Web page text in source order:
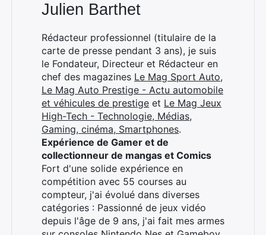
Julien Barthet
Rédacteur professionnel (titulaire de la
carte de presse pendant 3 ans), je suis
le Fondateur, Directeur et Rédacteur en
chef des magazines Le Mag Sport Auto,
Le Mag Auto Prestige - Actu automobile
et véhicules de prestige et Le Mag Jeux
High-Tech - Technologie, Médias,
Gaming, cinéma, Smartphones.
Expérience de Gamer et de
collectionneur de mangas et Comics
Fort d'une solide expérience en
compétition avec 55 courses au
compteur, j'ai évolué dans diverses
catégories : Passionné de jeux vidéo
depuis l'âge de 9 ans, j'ai fait mes armes